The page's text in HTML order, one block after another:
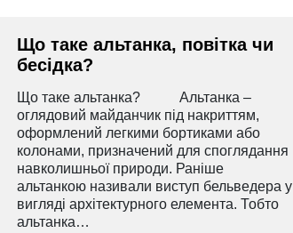
Що таке альтанка, повітка чи
бесідка?
Що таке альтанка? Альтанка –
оглядовий майданчик під накриттям,
оформлений легкими бортиками або
колонами, призначений для споглядання
навколишньої природи. Раніше
альтанкою називали виступ бельведера у
вигляді архітектурного елемента. Тобто
альтанка…